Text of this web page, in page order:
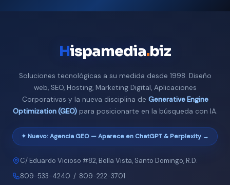
Hispamedia.biz
Soluciones tecnológicas a su medida desde 1998. Diseño
web, SEO, Hosting, Marketing Digital, Aplicaciones
Corporativas y la nueva disciplina de Generative Engine
Optimization (GEO)para posicionarte en la búsqueda con IA.
✦ Nuevo: Agencia GEO — Aparece en ChatGPT & Perplexity →
C/ Eduardo Vicioso #82, Bella Vista, Santo Domingo, R.D.
809-533-4240 / 809-222-3701